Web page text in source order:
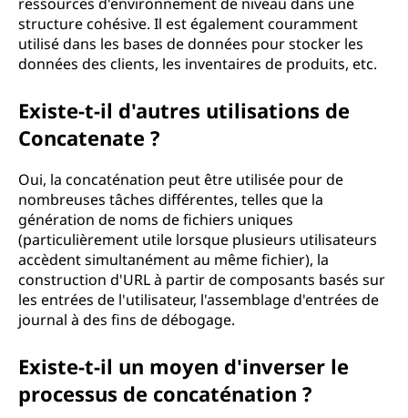
structure cohésive. Il est également couramment
utilisé dans les bases de données pour stocker les
données des clients, les inventaires de produits, etc.
Existe-t-il d'autres utilisations de
Concatenate ?
Oui, la concaténation peut être utilisée pour de
nombreuses tâches différentes, telles que la
génération de noms de fichiers uniques
(particulièrement utile lorsque plusieurs utilisateurs
accèdent simultanément au même fichier), la
construction d'URL à partir de composants basés sur
les entrées de l'utilisateur, l'assemblage d'entrées de
journal à des fins de débogage.
Existe-t-il un moyen d'inverser le
processus de concaténation ?